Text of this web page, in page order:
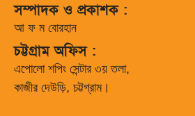
সম্পাদক ও প্রকাশক :
আ ফ ম বোরহান
চট্টগ্রাম অফিস :
এপোলো শপিং সেন্টার ৩য় তলা,
কাজীর দেউড়ি, চট্টগ্রাম।